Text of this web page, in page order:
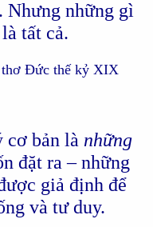
Nhưng những gì
tất cả.
thơ Đức thế kỷ XIX
cơ bản là những
đặt ra – những
giả định để
và tư duy.